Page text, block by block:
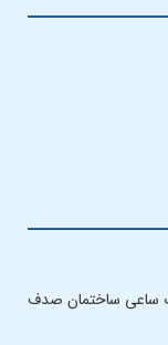
ساعی ساختمان صدف